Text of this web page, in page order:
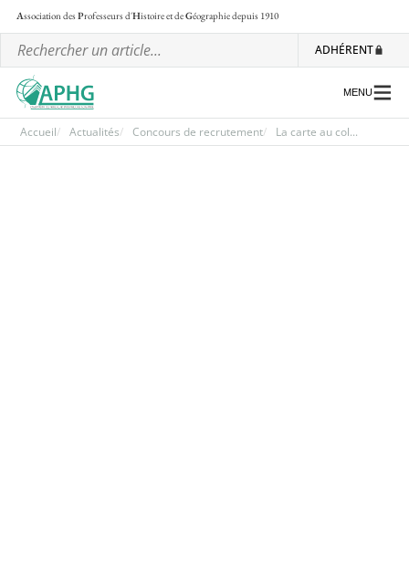
Association desProfesseurs d'Histoire et deGéographiedepuis 1910
ADHÉRENT
MENU
Accueil Actualités Concours de recrutement La carte au col...